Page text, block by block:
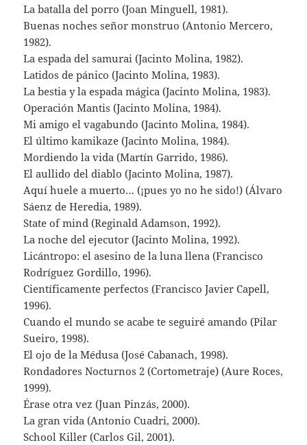
La batalla del porro (Joan Minguell, 1981).
Buenas noches señor monstruo (Antonio Mercero,
1982).
La espada del samurai (Jacinto Molina, 1982).
Latidos de pánico (Jacinto Molina, 1983).
La bestia y la espada mágica (Jacinto Molina, 1983).
Operación Mantis (Jacinto Molina, 1984).
Mi amigo el vagabundo (Jacinto Molina, 1984).
El último kamikaze (Jacinto Molina, 1984).
Mordiendo la vida (Martín Garrido, 1986).
El aullido del diablo (Jacinto Molina, 1987).
Aquí huele a muerto… (¡pues yo no he sido!) (Álvaro
Sáenz de Heredia, 1989).
State of mind (Reginald Adamson, 1992).
La noche del ejecutor (Jacinto Molina, 1992).
Licántropo: el asesino de la luna llena (Francisco
Rodríguez Gordillo, 1996).
Científicamente perfectos (Francisco Javier Capell,
1996).
Cuando el mundo se acabe te seguiré amando (Pilar
Sueiro, 1998).
El ojo de la Médusa (José Cabanach, 1998).
Rondadores Nocturnos 2 (Cortometraje) (Aure Roces,
1999).
Érase otra vez (Juan Pinzás, 2000).
La gran vida (Antonio Cuadri, 2000).
School Killer (Carlos Gil, 2001).